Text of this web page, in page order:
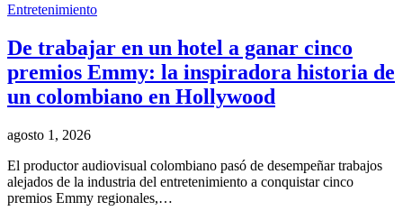
Entretenimiento
De trabajar en un hotel a ganar cinco
premios Emmy: la inspiradora historia de
un colombiano en Hollywood
agosto 1, 2026
El productor audiovisual colombiano pasó de desempeñar trabajos
alejados de la industria del entretenimiento a conquistar cinco
premios Emmy regionales,…